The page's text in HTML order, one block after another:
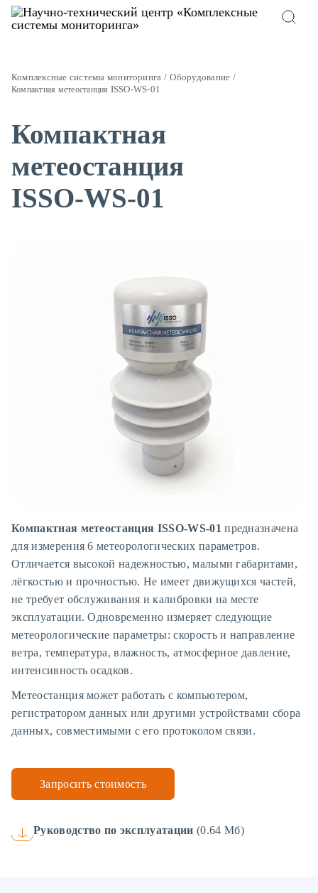
Комплексные системы мониторинга Оборудование
Компактная метеостанция ISSO-WS-01
Компактная
метеостанция
ISSO-WS-01
Компактная метеостанция ISSO-WS-01предназначена
для измерения 6 метеорологических параметров.
Отличается высокой надежностью, малыми габаритами,
лёгкостью и прочностью. Не имеет движущихся частей,
не требует обслуживания и калибровки на месте
эксплуатации. Одновременно измеряет следующие
метеорологические параметры: скорость и направление
ветра, температура, влажность, атмосферное давление,
интенсивность осадков.
Метеостанция может работать с компьютером,
регистратором данных или другими устройствами сбора
данных, совместимыми с его протоколом связи.
Запросить стоимость
Руководство по эксплуатации (0.64 Мб)